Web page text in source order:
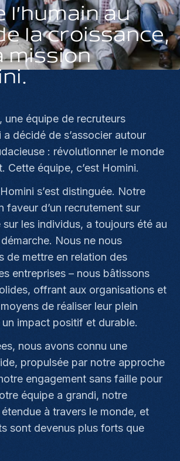
l'humain au
la croissance,
mission
une équipe de recruteurs
a décidé de s’associer autour
: révolutionner le monde
Cette équipe, c’est Homini.
s’est distinguée. Notre
faveur d’un recrutement sur
sur les individus, a toujours été au
Nous ne nous
de mettre en relation des
entreprises – nous bâtissons
offrant aux organisations et
de réaliser leur plein
impact positif et durable.
nous avons connu une
propulsée par notre approche
engagement sans faille pour
équipe a grandi, notre
étendue à travers le monde, et
sont devenus plus forts que